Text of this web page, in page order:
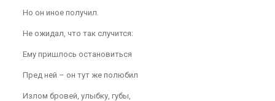
Но он иное получил.
Не ожидал, что так случится:
Ему пришлось остановиться
Пред ней – он тут же полюбил
Излом бровей, улыбку, губы,